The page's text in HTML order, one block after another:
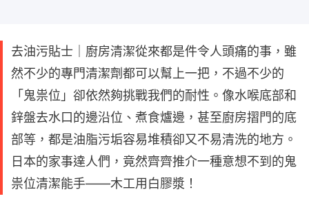
去油污貼士｜廚房清潔從來都是件令人頭痛的事，雖
然不少的專門清潔劑都可以幫上一把，不過不少的
「鬼祟位」卻依然夠挑戰我們的耐性。像水喉底部和
鋅盤去水口的邊沿位、煮食爐邊，甚至廚房摺門的底
部等，都是油脂污垢容易堆積卻又不易清洗的地方。
日本的家事達人們，竟然齊齊推介一種意想不到的鬼
祟位清潔能手——木工用白膠漿！